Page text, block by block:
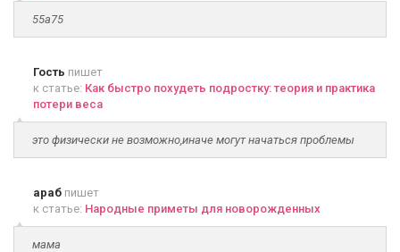
55а75
Гость пишет
к статье: Как быстро похудеть подростку: теория и практика
потери веса
это физически не возможно,иначе могут начаться проблемы
араб пишет
к статье: Народные приметы для новорожденных
мама